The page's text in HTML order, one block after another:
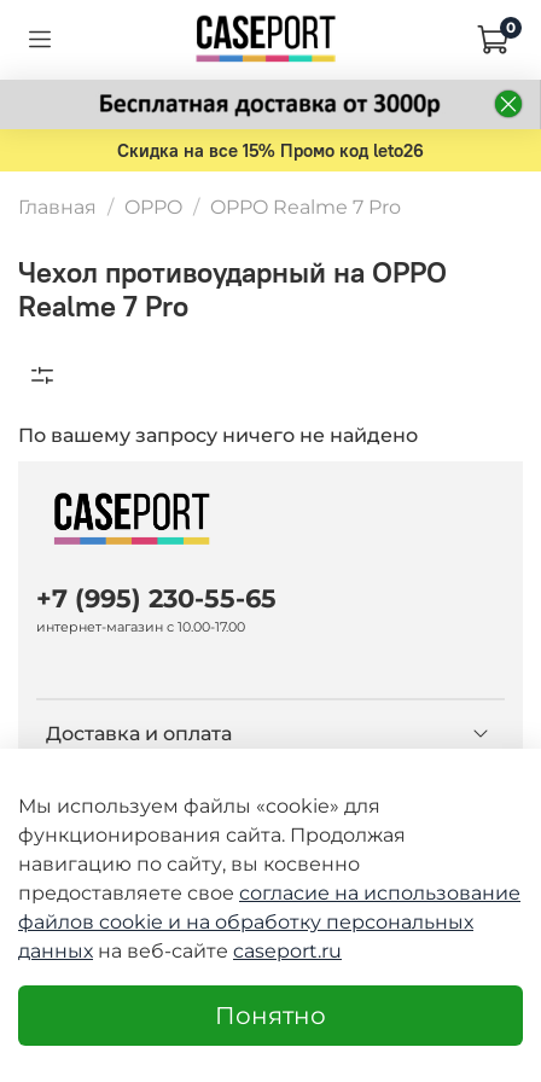
0
Скидка на все 15% Промо код leto26
Главная OPPO OPPO Realme 7 Pro
Чехол противоударный на OPPO
Realme 7 Pro
По вашему запросу ничего не найдено
Доставка и оплата
О компании Caseport
Бренд Nillkin
+7 (995) 230-55-65
интернет-магазин с 10.00-17.00
© 2026 Любое использование контента без
письменного разрешения запрещено
Мы используем файлы «cookie» для
функционирования сайта. Продолжая
навигацию по сайту, вы косвенно
предоставляете свое согласие на использование
файлов cookie и на обработку персональных
данных на веб-сайте caseport.ru
Понятно